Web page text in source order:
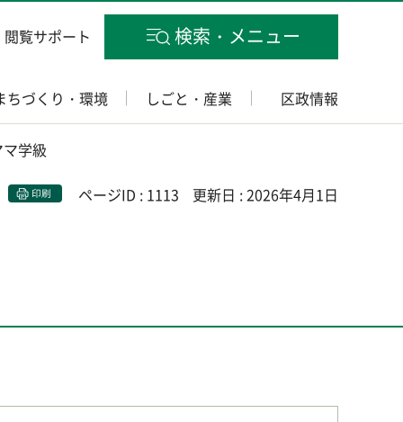
閲覧サポート 検索・メニュー
ちづくり・環境 しごと・産業 区政情報
学級
印刷 ページID : 1113 更新日 : 2026年4月1日